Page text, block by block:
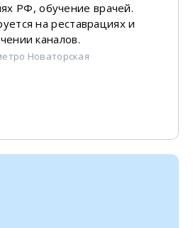
РФ, обучение врачей.
на реставрациях и
каналов.
Новаторская